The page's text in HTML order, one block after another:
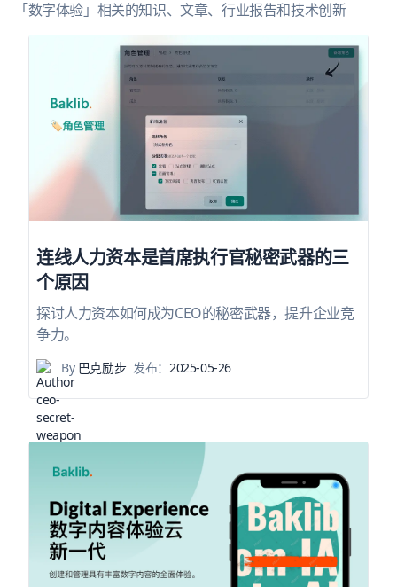
「数字体验」相关的知识、文章、行业报告和技术创新
连线人力资本是首席执行官秘密武器的三
个原因
探讨人力资本如何成为CEO的秘密武器，提升企业竞
争力。
By巴克励步 发布：2025-05-26